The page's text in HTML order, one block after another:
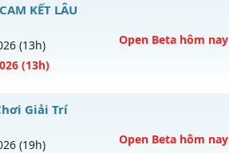
chuẩn
Classic
vào 10h ngày
KẾT LÂU
(13h)
(13h)
Open Beta hôm nay
VỌNG
vào 13h ngày 08/08/2626
Giải Trí
(19h)
Open Beta hôm nay